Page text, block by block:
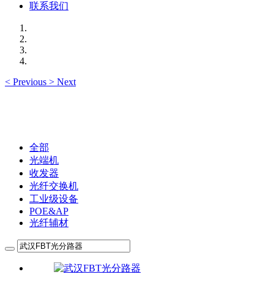
联系我们
< Previous > Next
全部
光端机
收发器
光纤交换机
工业级设备
POE&AP
光纤辅材